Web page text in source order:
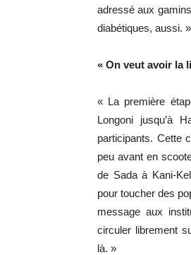
adressé aux
diabétiques, aussi. »
« On veut avoir la
« La première
Longoni jusqu’à
participants. Cette
peu avant en
de Sada à Kani-
pour toucher des
message aux
circuler librement
là. »